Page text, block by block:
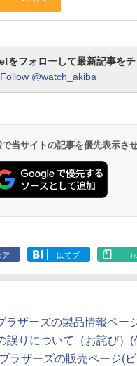
フォローして最新記事をチ
Follow @watch_akiba
当サイトの記事を優先表示さ
ア はてブ
ラザーズの製品情報ペー
誤りについて（お詫び）(
ラザーズの販売ページ(